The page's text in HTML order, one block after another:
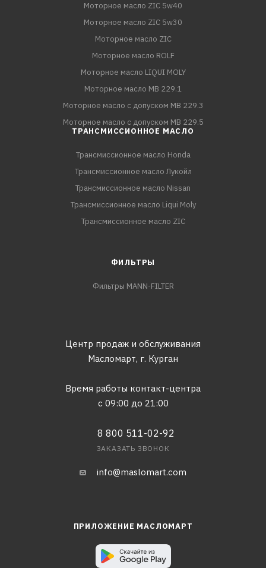
Моторное масло ZIC 5w40
Моторное масло ZIC 5w30
Моторное масло ZIC
Моторное масло ROLF
Моторное масло LIQUI MOLY
Моторное масло MB 229.1
Моторное масло с допуском MB 229.3
Моторное масло с допуском MB 229.5
ТРАНСМИССИОННОЕ МАСЛО
Трансмиссионное масло Honda
Трансмиссионное масло Лукойл
Трансмиссионное масло Nissan
Трансмиссионное масло Liqui Moly
Трансмиссионное масло ZIC
ФИЛЬТРЫ
Фильтры MANN-FILTER
Центр продаж и обслуживания
Масломарт, г. Курган
Время работы контакт-центра
с 09:00 до 21:00
8 800 511-02-92
ЗАКАЗАТЬ ЗВОНОК
info@maslomart.com
ПРИЛОЖЕНИЕ МАСЛОМАРТ